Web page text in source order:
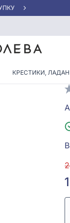
КРЕСТИКИ,